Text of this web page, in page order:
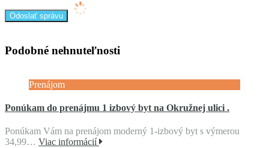
Podobné nehnuteľnosti
Prenájom
Ponúkam do prenájmu 1 izbový byt na Okružnej ulici .
Ponúkam Vám na prenájom moderný 1-izbový byt s výmerou
34,99… Viac informácií